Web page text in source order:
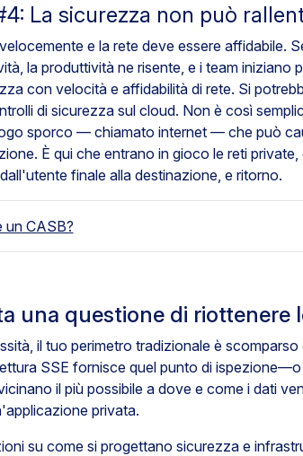
La sicurezza non può
e la rete deve essere affidabile.
la produttività ne risente, e i team iniziano
con velocità e affidabilità di rete. Si
di sicurezza sul cloud. Non è così
sporco — chiamato internet — che può
È qui che entrano in gioco le reti
finale alla destinazione, e ritorno.
un CASB?
una questione di riottenere
il tuo perimetro tradizionale è scomparso
SSE fornisce quel punto di ispezione—o
il più possibile a dove e come i dati
privata.
su come si progettano sicurezza e